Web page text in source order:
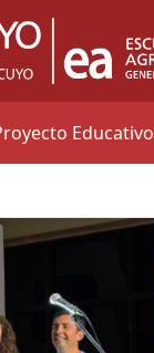
Educativo